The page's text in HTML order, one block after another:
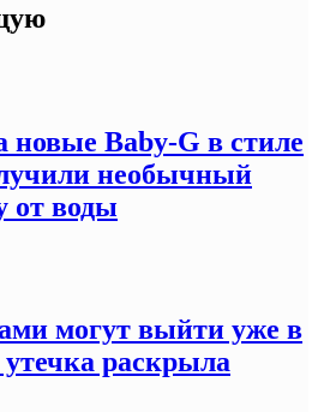
новые Baby-G в стиле
необычный
от воды
могут выйти уже в
раскрыла